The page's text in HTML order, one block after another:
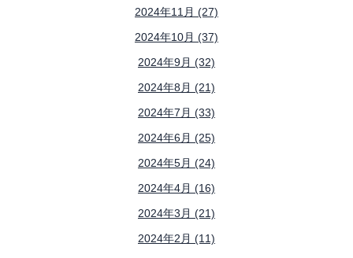
2024年11月 (27)
2024年10月 (37)
2024年9月 (32)
2024年8月 (21)
2024年7月 (33)
2024年6月 (25)
2024年5月 (24)
2024年4月 (16)
2024年3月 (21)
2024年2月 (11)